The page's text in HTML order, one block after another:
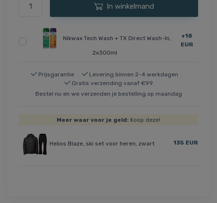
In winkelmand
Nikwax Tech Wash + TX Direct Wash-In,
2x300ml
+18
EUR
Prijsgarantie
Levering binnen 2-4 werkdagen
Gratis verzending vanaf €99
Bestel nu en we verzenden je bestelling op maandag
Meer waar voor je geld: Koop deze!
Helios Blaze, ski set voor heren, zwart 135 EUR